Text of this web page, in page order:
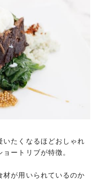
いたくなるほどおしゃれ
ートリブが特徴。
材が用いられているのか